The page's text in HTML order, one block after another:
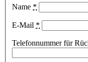
Name *
E-Mail *
Telefonnummer für